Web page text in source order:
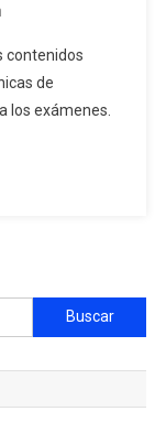
contenidos
de
los exámenes.